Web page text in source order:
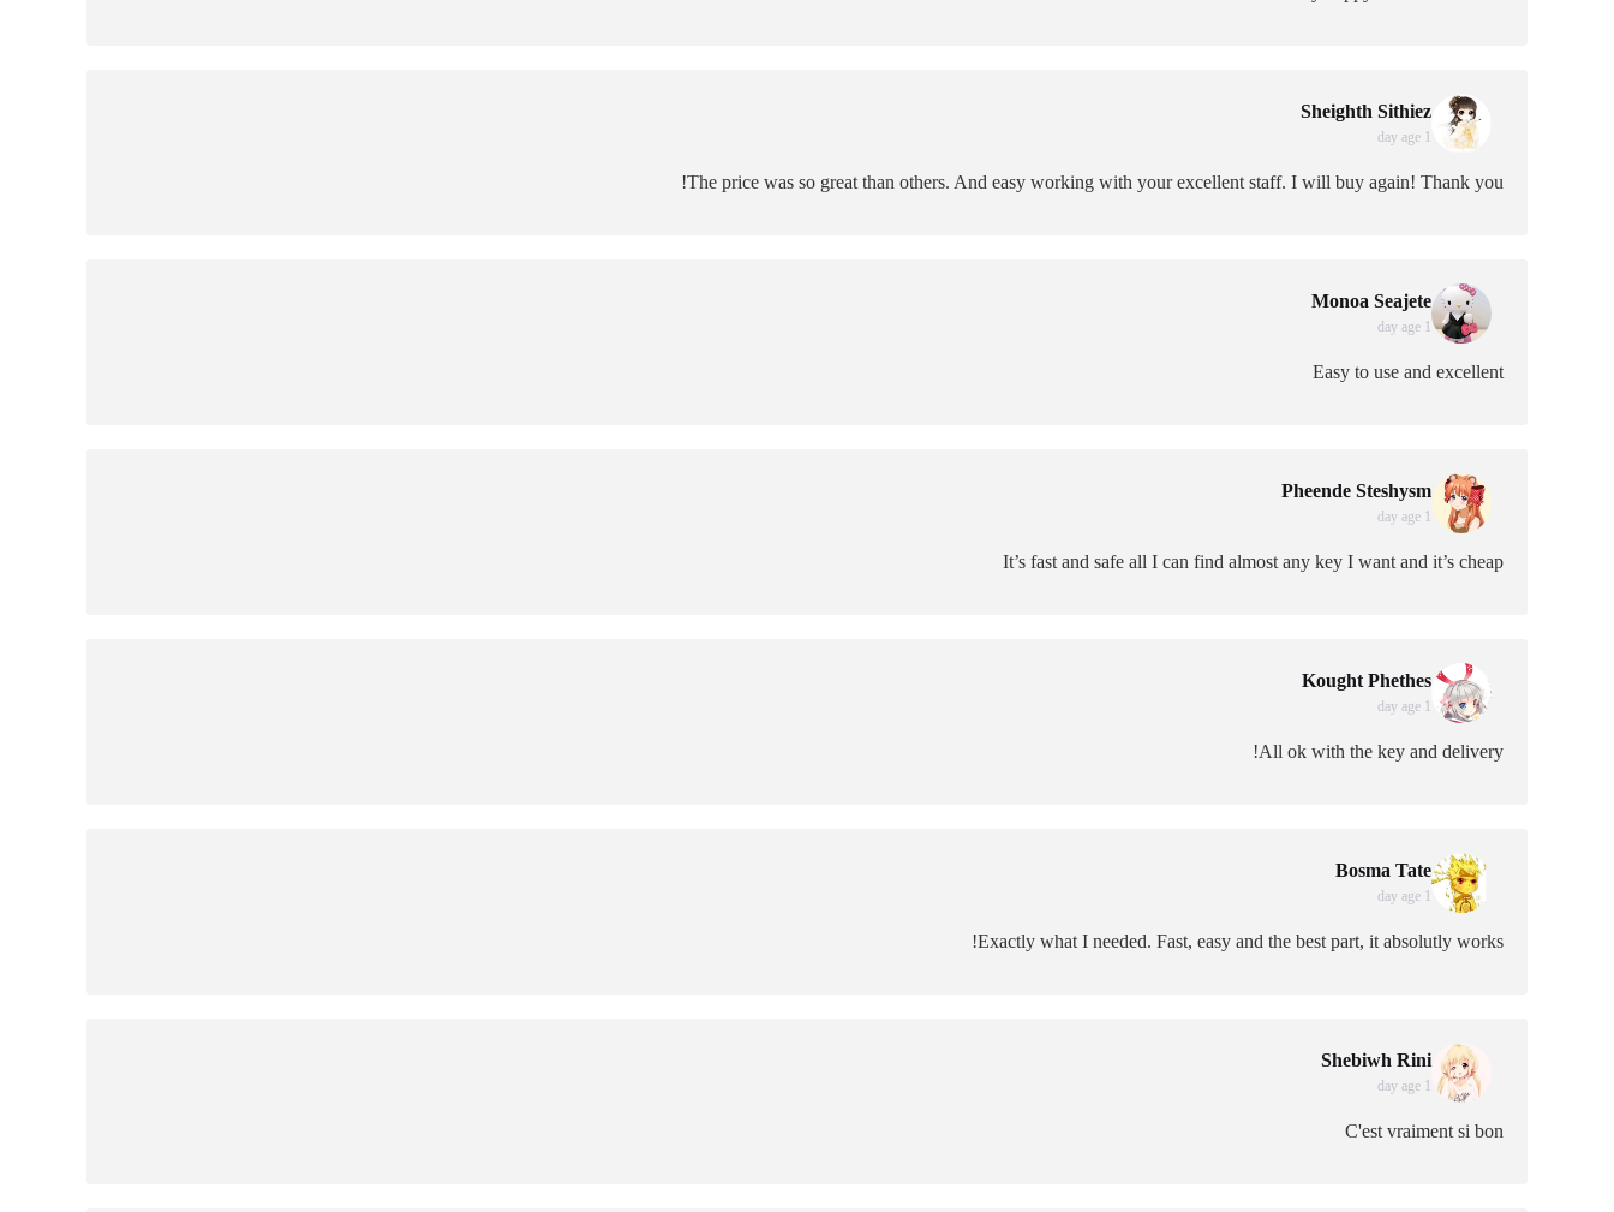
Sheighth Sithiez
1 day age
The price was so great than others. And easy working with your excellent staff. I will buy again! Thank you!
Monoa Seajete
1 day age
Easy to use and excellent
Pheende Steshysm
1 day age
It’s fast and safe all I can find almost any key I want and it’s cheap
Kought Phethes
1 day age
All ok with the key and delivery!
Bosma Tate
1 day age
Exactly what I needed. Fast, easy and the best part, it absolutly works!
Shebiwh Rini
1 day age
C'est vraiment si bon